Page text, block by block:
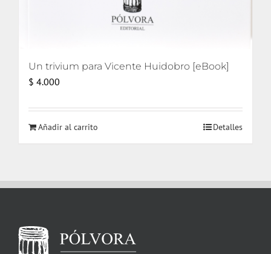
Un trivium para Vicente Huidobro [eBook]
$ 4.000
Añadir al carrito Detalles